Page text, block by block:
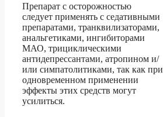
Препарат с осторожностью
следует применять с седативными
препаратами, транквилизаторами,
анальгетиками, ингибиторами
МАО, трициклическими
антидепрессантами, атропином и/
или симпатолитиками, так как при
одновременном применении
эффекты этих средств могут
усилиться.